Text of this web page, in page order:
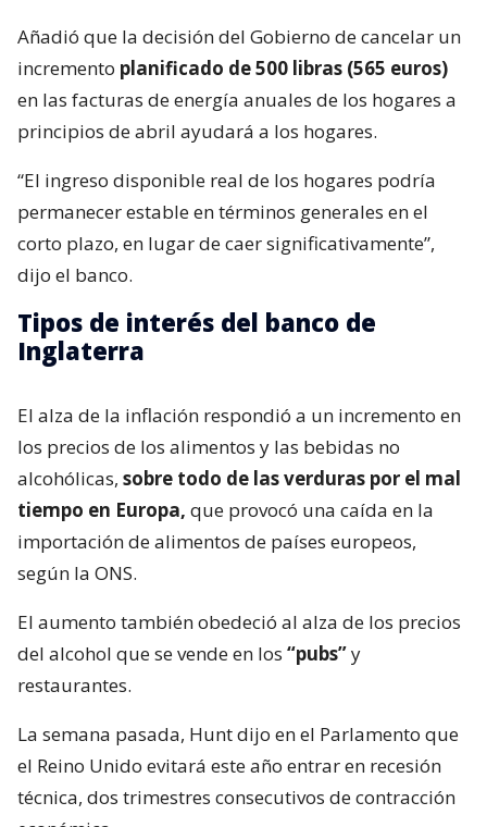
Añadió que la decisión del Gobierno de cancelar un
incremento planificado de 500 libras (565 euros)
en las facturas de energía anuales de los hogares a
principios de abril ayudará a los hogares.
“El ingreso disponible real de los hogares podría
permanecer estable en términos generales en el
corto plazo, en lugar de caer significativamente”,
dijo el banco.
Tipos de interés del banco de
Inglaterra
El alza de la inflación respondió a un incremento en
los precios de los alimentos y las bebidas no
alcohólicas, sobre todo de las verduras por el mal
tiempo en Europa, que provocó una caída en la
importación de alimentos de países europeos,
según la ONS.
El aumento también obedeció al alza de los precios
del alcohol que se vende en los “pubs”y
restaurantes.
La semana pasada, Hunt dijo en el Parlamento que
el Reino Unido evitará este año entrar en recesión
técnica, dos trimestres consecutivos de contracción